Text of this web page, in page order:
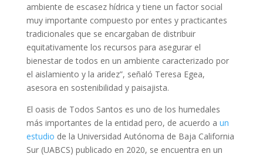
ambiente de escasez hídrica y tiene un factor social
muy importante compuesto por entes y practicantes
tradicionales que se encargaban de distribuir
equitativamente los recursos para asegurar el
bienestar de todos en un ambiente caracterizado por
el aislamiento y la aridez”, señaló Teresa Egea,
asesora en sostenibilidad y paisajista.
El oasis de Todos Santos es uno de los humedales
más importantes de la entidad pero, de acuerdo a un
estudio de la Universidad Autónoma de Baja California
Sur (UABCS) publicado en 2020, se encuentra en un